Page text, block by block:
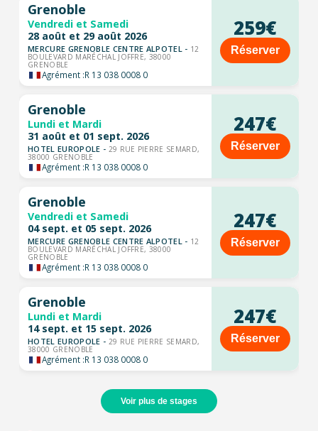
Grenoble
Vendredi et Samedi
28 août et 29 août 2026
MERCURE GRENOBLE CENTRE ALPOTEL - 12
BOULEVARD MARÉCHAL JOFFRE, 38000
GRENOBLE
Agrément :R 13 038 0008 0
259€
Réserver
Grenoble
Lundi et Mardi
31 août et 01 sept. 2026
HOTEL EUROPOLE - 29 RUE PIERRE SEMARD,
38000 GRENOBLE
Agrément :R 13 038 0008 0
247€
Réserver
Grenoble
Vendredi et Samedi
04 sept. et 05 sept. 2026
MERCURE GRENOBLE CENTRE ALPOTEL - 12
BOULEVARD MARÉCHAL JOFFRE, 38000
GRENOBLE
Agrément :R 13 038 0008 0
247€
Réserver
Grenoble
Lundi et Mardi
14 sept. et 15 sept. 2026
HOTEL EUROPOLE - 29 RUE PIERRE SEMARD,
38000 GRENOBLE
Agrément :R 13 038 0008 0
247€
Réserver
Voir plus de stages